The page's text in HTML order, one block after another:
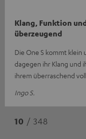
Klang, Funktion
überzeugend
Die One S kommt klein
dagegen ihr Klang und
ihrem überraschend
Ingo S.
10 / 348